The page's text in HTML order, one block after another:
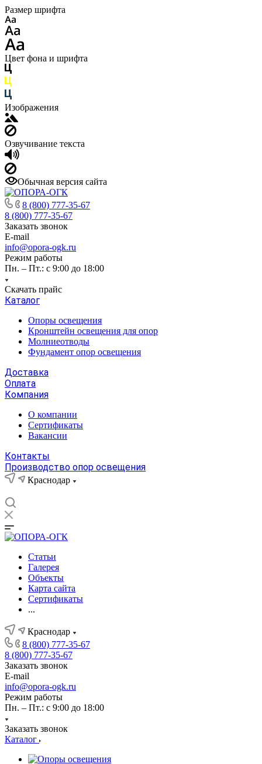
Размер шрифта
Цвет фона и шрифта
Изображения
Озвучивание текста
Обычная версия сайта
8 (800) 777-35-67
8 (800) 777-35-67
Заказать звонок
E-mail
info@opora-ogk.ru
Режим работы
Пн. – Пт.: с 9:00 до 18:00
Скачать прайс
Каталог
Опоры освещения
Кронштейн освещения для опор
Молниеотводы
Фундамент опор освещения
Доставка
Оплата
Компания
О компании
Сертификаты
Вакансии
Контакты
Производство опор освещения
Краснодар
Статьи
Галерея
Объекты
Карта сайта
Сертификаты
...
Краснодар
8 (800) 777-35-67
8 (800) 777-35-67
Заказать звонок
E-mail
info@opora-ogk.ru
Режим работы
Пн. – Пт.: с 9:00 до 18:00
Заказать звонок
Каталог